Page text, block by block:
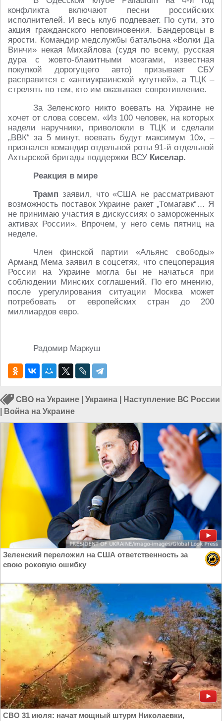
конфликта включают песни российских
исполнителей. И весь клуб подпевает. По сути, это
акция гражданского неповиновения. Бандеровцы в
ярости. Командир медслужбы батальона «Волки Да
Винчи» некая Михайлова (судя по всему, русская
дура с жовто-блакитными мозгами, известная
покупкой дорогущего авто) призывает СБУ
расправится с «антиукраинской кугутней», а ТЦК –
стрелять по тем, кто им оказывает сопротивление.
За Зеленского никто воевать на Украине не
хочет от слова совсем. «Из 100 человек, на которых
надели наручники, приволокли в ТЦК и сделали
„ВВК“ за 5 минут, воевать будут максимум 10», –
признался командир отдельной роты 91-й отдельной
Ахтырской бригады поддержки ВСУ Киселар.
Реакция в мире
Трамп заявил, что «США не рассматривают
возможность поставок Украине ракет „Томагавк“… Я
не принимаю участия в дискуссиях о замороженных
активах России». Впрочем, у него семь пятниц на
неделе.
Член финской партии «Альянс свободы»
Арманд Мема заявил в соцсетях, что спецоперация
России на Украине могла бы не начаться при
соблюдении Минских соглашений. По его мнению,
после урегулирования ситуации Москва может
потребовать от европейских стран до 200
миллиардов евро.
Радомир Маркуш
СВО на Украине Украина
Наступление ВС России
Война на Украине
Зеленский переложил на США ответственность за
свою роковую ошибку
СВО 31 июля: начат мощный штурм Николаевки,